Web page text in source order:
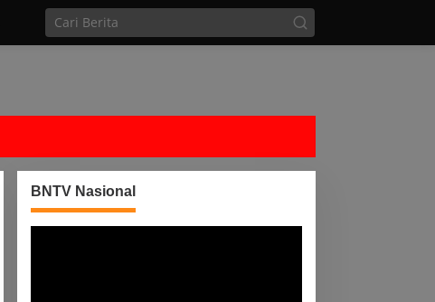
BNTV Nasional